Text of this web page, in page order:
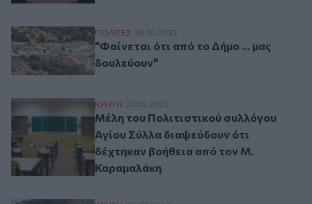
"Φαίνεται ότι από το Δήμο ... μας
ΠΟΛΙΤΕΣ 30.10.2023
"Φαίνεται ότι από το Δήμο ... μας
δουλεύουν"
Μέλη του Πολιτιστικού συλλόγου Αγίου
ΚΡΗΤΗ 27.09.2023
Μέλη του Πολιτιστικού συλλόγου
Αγίου Σύλλα διαψεύδουν ότι
δέχτηκαν βοήθεια από τον Μ.
Καραμαλάκη